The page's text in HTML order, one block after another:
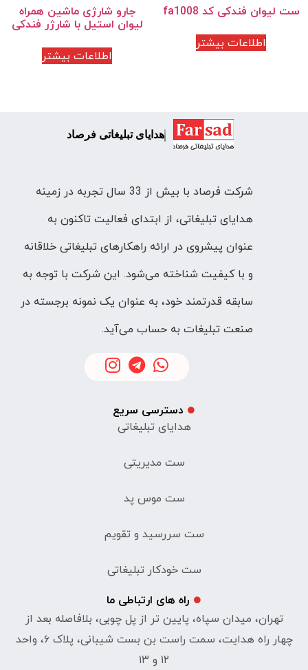
ست لیوان فندکی کد fa1008
اطلاعات بیشتر
جارو شارژی ماشین همراه
لیوان استیل با شارژر فندکی
اطلاعات بیشتر
هدایای تبلیغاتی فرصاد
شرکت فرصاد با بیش از 33 سال تجربه در زمینه
هدایای تبلیغاتی، از ابتدای فعالیت تاکنون به
عنوان پیشروی در ارائه راهکارهای تبلیغاتی خلاقانه
و با کیفیت شناخته می‌شود. این شرکت با توجه به
سابقه قدرتمند خود، به عنوان یک نمونه برجسته در
صنعت تبلیغات به حساب می‌آید.
دسترسی سریع
هدایای تبلیغاتی
ست مدیریتی
ست موس پد
ست سررسید و تقویم
ست خودکار تبلیغاتی
راه های ارتباطی ما
تهران، میدان سپاه، پایین تر از پل چوبی، بلافاصله بعد از
چهار راه هدایت، سمت راست بن بست شیبانی، پلاک ۶، واحد
۱۲ و ۱۳